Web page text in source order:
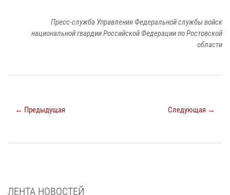
Пресс-служба Управления Федеральной службы войск
национальной гвардии Российской Федерации по Ростовской
области
← Предыдущая Следующая →
ЛЕНТА НОВОСТЕЙ